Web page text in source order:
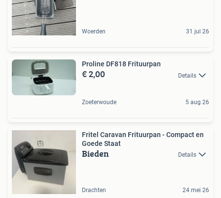
Woerden 31 jul 26
Proline DF818 Frituurpan
€ 2,00 Details
Zoeterwoude 5 aug 26
Fritel Caravan Frituurpan - Compact en
Goede Staat
Bieden Details
Drachten 24 mei 26